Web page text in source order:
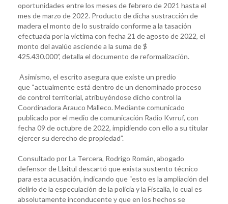
oportunidades entre los meses de febrero de 2021 hasta el
mes de marzo de 2022. Producto de dicha sustracción de
madera el monto de lo sustraído conforme a la tasación
efectuada por la víctima con fecha 21 de agosto de 2022, el
monto del avalúo asciende a la suma de $
425.430.000”, detalla el documento de reformalización.
Asimismo, el escrito asegura que existe un predio
que “actualmente está dentro de un denominado proceso
de control territorial, atribuyéndose dicho control la
Coordinadora Arauco Malleco. Mediante comunicado
publicado por el medio de comunicación Radio Kvrruf, con
fecha 09 de octubre de 2022, impidiendo con ello a su titular
ejercer su derecho de propiedad”.
Consultado por La Tercera, Rodrigo Román, abogado
defensor de Llaitul descartó que exista sustento técnico
para esta acusación, indicando que “esto es la ampliación del
delirio de la especulación de la policía y la Fiscalía, lo cual es
absolutamente inconducente y que en los hechos se